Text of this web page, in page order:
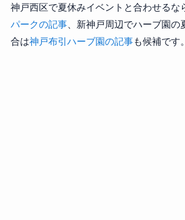
神戸西区で夏休みイベントと合わせるな
パークの記事、新神戸周辺でハーブ園の
合は神戸布引ハーブ園の記事も候補です。